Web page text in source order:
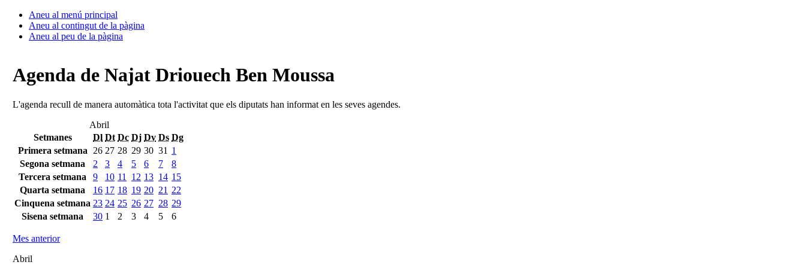
Aneu al menú principal
Aneu al contingut de la pàgina
Aneu al peu de la pàgina
Agenda de Najat Driouech Ben Moussa
L'agenda recull de manera automàtica tota l'activitat que els diputats han informat en les seves agendes.
Abril
Setmanes
Dl Dt Dc Dj Dv Ds Dg
Primera setmana
26 27 28 29 30 31 1
Segona setmana
2 3 4 5 6 7
8
Tercera setmana
9 10 11 12 13 14 15
Quarta setmana
16 17 18 19 20 21 22
Cinquena setmana 23 24 25 26 27 28 29
Sisena setmana
30 1 2 3 4 5 6
Mes anterior
Abril